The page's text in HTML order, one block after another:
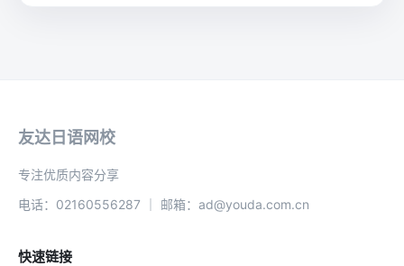
友达日语网校
专注优质内容分享
电话：02160556287 ｜ 邮箱：ad@youda.com.cn
快速链接